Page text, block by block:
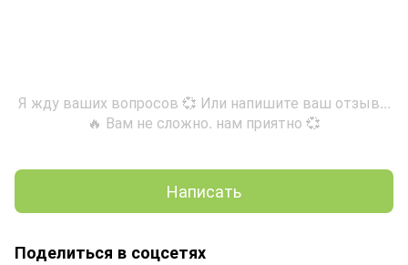
Я жду ваших вопросов 💞 Или напишите ваш отзыв...
🔥 Вам не сложно. нам приятно 💞
Написать
Поделиться в соцсетях